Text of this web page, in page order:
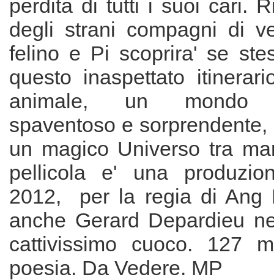
perdita di tutti i suoi cari.
degli strani compagni di
felino e Pi scoprira' se
questo inaspettato
animale, un mondo
spaventoso e
un magico Universo tra
pellicola e' una
2012, per la regia di Ang
anche Gerard Depardieu
cattivissimo cuoco. 127
poesia. Da Vedere. MP